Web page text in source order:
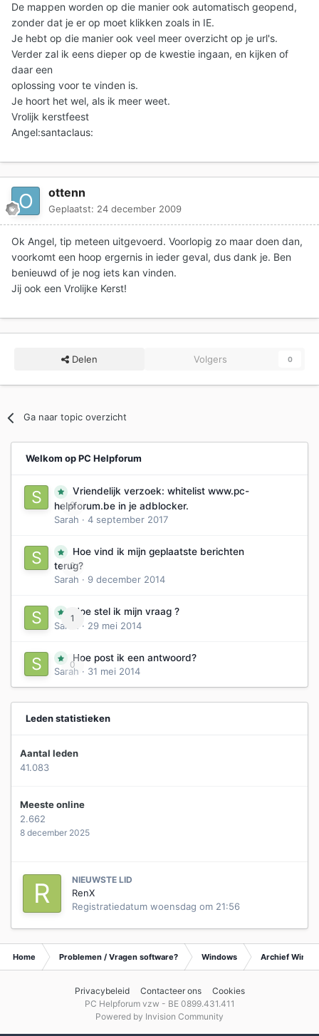
De mappen worden op die manier ook automatisch geopend,
zonder dat je er op moet klikken zoals in IE.
Je hebt op die manier ook veel meer overzicht op je url's.
Verder zal ik eens dieper op de kwestie ingaan, en kijken of
daar een
oplossing voor te vinden is.
Je hoort het wel, als ik meer weet.
Vrolijk kerstfeest
Angel:santaclaus:
ottenn
Geplaatst: 24 december 2009
Ok Angel, tip meteen uitgevoerd. Voorlopig zo maar doen dan,
voorkomt een hoop ergernis in ieder geval, dus dank je. Ben
benieuwd of je nog iets kan vinden.
Jij ook een Vrolijke Kerst!
Delen Volgers 0
Ga naar topic overzicht
Welkom op PC Helpforum
0
Vriendelijk verzoek: whitelist www.pc-
helpforum.be in je adblocker.
Sarah · 4 september 2017
0
Hoe vind ik mijn geplaatste berichten
terug?
Sarah · 9 december 2014
1
Hoe stel ik mijn vraag ?
Sarah
· 29 mei 2014
0
Hoe post ik een antwoord?
Sarah · 31 mei 2014
Leden statistieken
Aantal leden
41.083
Meeste online
2.662
8 december 2025
NIEUWSTE LID
RenX
Registratiedatum woensdag om 21:56
Home Problemen / Vragen software? Windows Archief
Privacybeleid Contacteer ons
Cookies
PC Helpforum vzw - BE 0899.431.411
Powered by Invision Community